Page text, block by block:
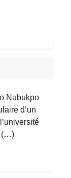
Nubukpo
d’un
(…)